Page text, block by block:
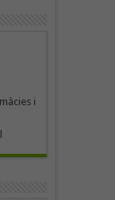
i